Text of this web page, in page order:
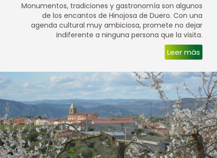
Monumentos, tradiciones y gastronomía son algunos
de los encantos de Hinojosa de Duero. Con una
agenda cultural muy ambiciosa, promete no dejar
indiferente a ninguna persona que la visita.
Leer más